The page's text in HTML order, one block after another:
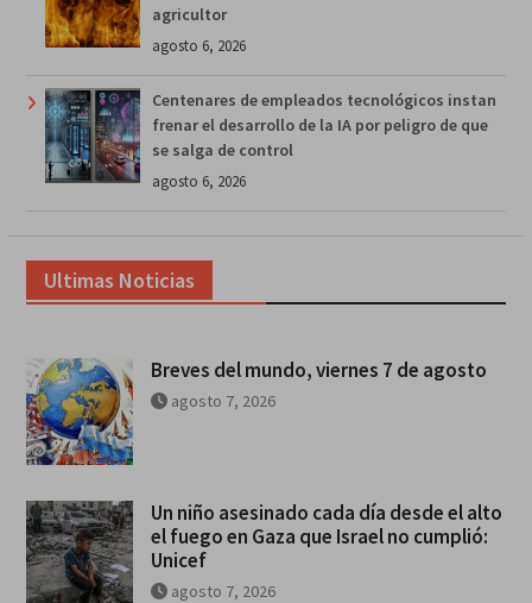
agricultor
agosto 6, 2026
Centenares de empleados tecnológicos instan
frenar el desarrollo de la IA por peligro de que
se salga de control
agosto 6, 2026
Ultimas Noticias
Breves del mundo, viernes 7 de agosto
agosto 7, 2026
Un niño asesinado cada día desde el alto
el fuego en Gaza que Israel no cumplió:
Unicef
agosto 7, 2026